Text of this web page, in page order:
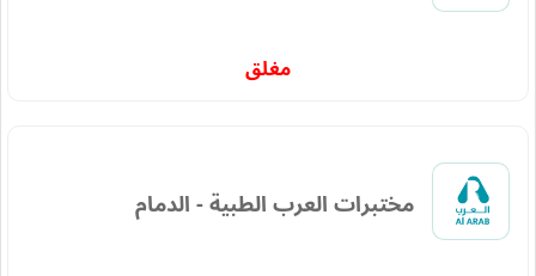
مغلق
مختبرات العرب الطبية - الدمام